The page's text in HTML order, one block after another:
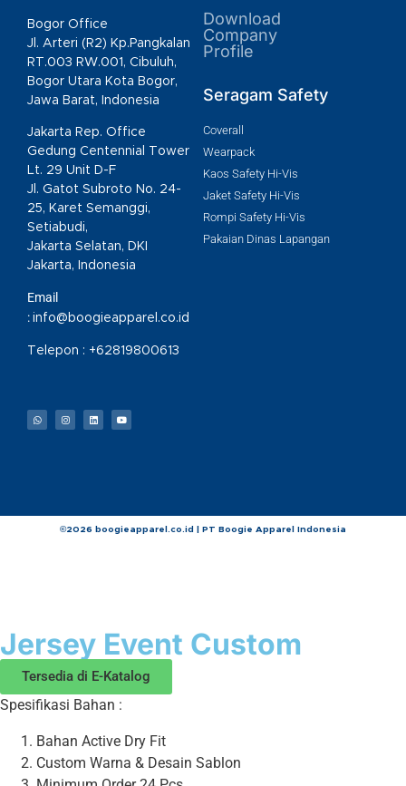
Bogor Office
Jl. Arteri (R2) Kp.Pangkalan
RT.003 RW.001, Cibuluh,
Bogor Utara Kota Bogor,
Jawa Barat, Indonesia
Jakarta Rep. Office
Gedung Centennial Tower
Lt. 29 Unit D-F
Jl. Gatot Subroto No. 24-
25, Karet Semanggi,
Setiabudi,
Jakarta Selatan, DKI
Jakarta, Indonesia
Email
: info@boogieapparel.co.id
Telepon : +62819800613
Download
Company
Profile
Seragam Safety
Coverall
Wearpack
Kaos Safety Hi-Vis
Jaket Safety Hi-Vis
Rompi Safety Hi-Vis
Pakaian Dinas Lapangan
©2026 boogieapparel.co.id | PT Boogie Apparel Indonesia
Jersey Event Custom
Tersedia di E-Katalog
Spesifikasi Bahan :
Bahan Active Dry Fit
Custom Warna & Desain Sablon